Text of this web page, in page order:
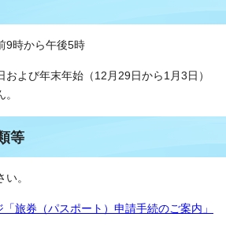
9時から午後5時
よび年末年始（12月29日から1月3日）
等
。
旅券（パスポート）申請手続のご案内」